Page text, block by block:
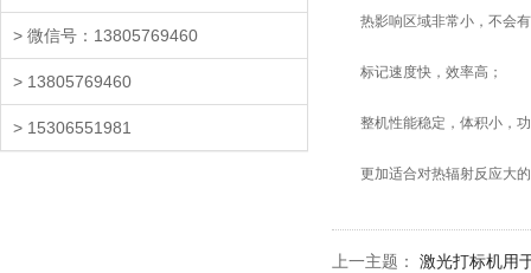
> 微信号：13805769460
> 13805769460
> 15306551981
热影响区域非常小，不会有
标记速度快，效率高；
整机性能稳定，体积小，功
更加适合对热辐射反应大的
上一主题： 激光打标机用